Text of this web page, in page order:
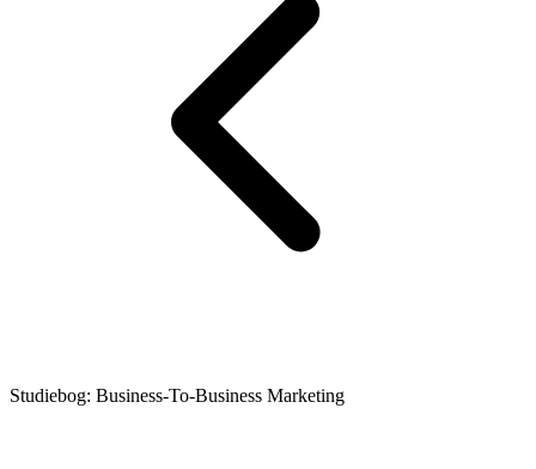
Studiebog: Business-To-Business Marketing